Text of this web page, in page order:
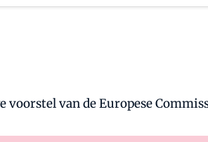
van de Europese